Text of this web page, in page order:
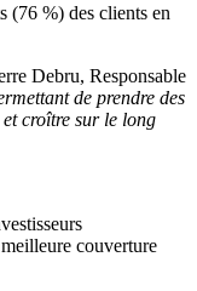
(76 %) des clients en
Debru, Responsable
de prendre des
et croître sur le long
couverture